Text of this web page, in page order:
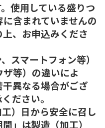
使用している盛りつ
含まれていませんの
、お申込みくださ
スマートフォン等）
等）の違いによ
異なる場合がござ
ださい。
）日から安全に召し
」は製造（加工）